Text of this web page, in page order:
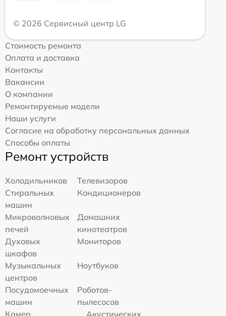
© 2026 Сервисный центр LG
Стоимость ремонта
Оплата и доставка
Контакты
Вакансии
О компании
Ремонтируемые модели
Наши услуги
Согласие на обработку персональных данных
Способы оплаты
Ремонт устройств
Холодильников
Телевизоров
Стиральных
машин
Кондиционеров
Микроволновых
печей
Домашних
кинотеатров
Духовых
шкафов
Мониторов
Музыкальных
центров
Ноутбуков
Посудомоечных
машин
Роботов-
пылесосов